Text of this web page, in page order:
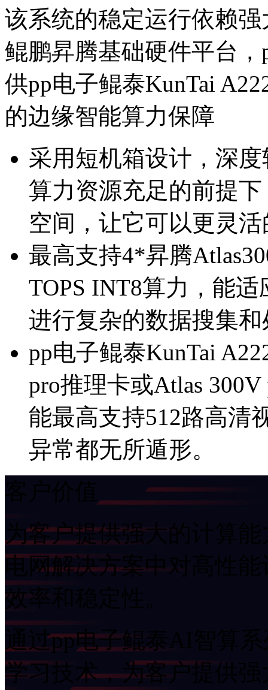
该系统的稳定运行依赖强大的
鲲鹏昇腾基础硬件平台
供pp电子鲲泰KunTai A222边缘
的边缘智能算力保障
采用短机箱设计，
算力资源充足的前提下
空间，让它可
最高支持4*昇腾Atlas300I推
TOPS INT8算力，
进行复杂的数据搜集和
pp电子鲲泰KunTai
pro推理卡或Atlas 300V pro
能最高支持512路高清视频
异常都无所遁形。
为客户提供强大的计算能力和
电网解决方案中对高性能计算
效率和稳定性。
通过pp电子鲲泰AI智算
学习技术，为客户提供